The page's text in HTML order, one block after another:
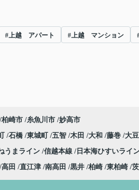
#上越 アパート #上越 マンション
柏崎市 糸魚川市 妙高市
石橋 東城町 五智 木田 大和 藤巻 大豆
うまライン 信越本線 日本海ひすいライ
高田 直江津 南高田 黒井 柏崎 東柏崎